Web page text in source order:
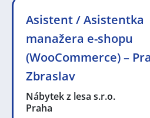
Asistent / Asistentka
manažera e-shopu
(WooCommerce) –
Zbraslav
Nábytek z lesa s.r.o.
Praha